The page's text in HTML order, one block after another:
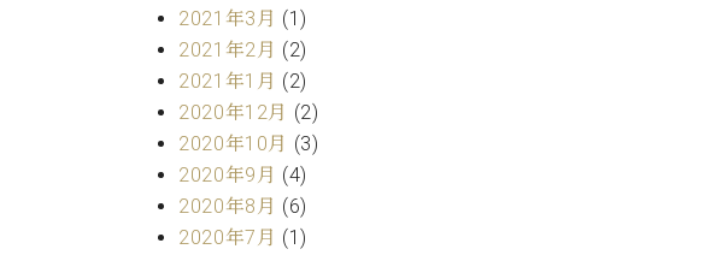
2021年3月 (1)
2021年2月 (2)
2021年1月 (2)
2020年12月 (2)
2020年10月 (3)
2020年9月 (4)
2020年8月 (6)
2020年7月 (1)